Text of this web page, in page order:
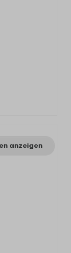
anzeigen